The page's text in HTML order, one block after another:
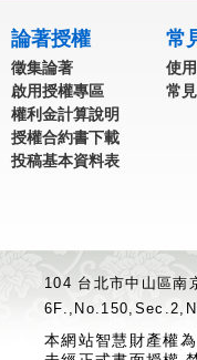
論著授權
徵集論著
啟用授權專區
權利金計算說明
授權合約書下載
投稿基本資料表
常
使
常
104 台北市中山區
本網站智慧財產權